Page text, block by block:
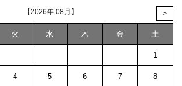
【2026年 08月】 >
火 水 木 金 土
1
4 5 6 7 8